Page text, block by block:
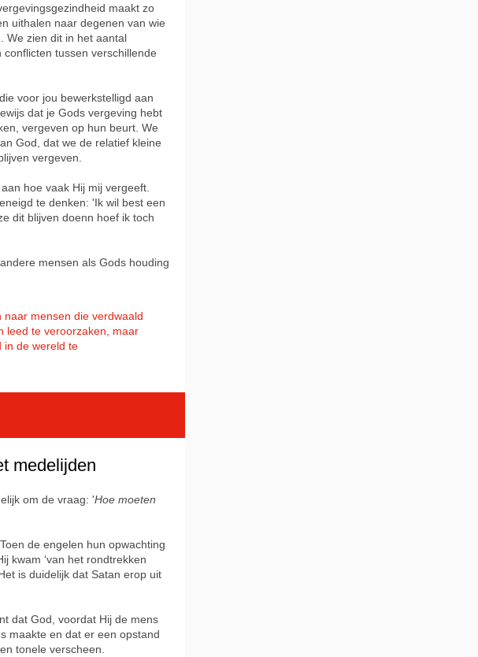
maakt zo
uithalen naar degenen van wie
We zien dit in het aantal
tussen verschillende
voor jou bewerkstelligd aan
dat je Gods vergeving hebt
vergeven op hun beurt. We
God, dat we de relatief kleine
vergeven.
hoe vaak Hij mij vergeeft.
te denken: 'Ik wil best een
dit blijven doenn hoef ik toch
mensen als Gods houding
mensen die verdwaald
leed te veroorzaken, maar
in de wereld te
medelijden
om de vraag: 'Hoe moeten
de engelen hun opwachting
kwam ‘van het rondtrekken
is duidelijk dat Satan erop uit
dat God, voordat Hij de mens
maakte en dat er een opstand
tonele verscheen.